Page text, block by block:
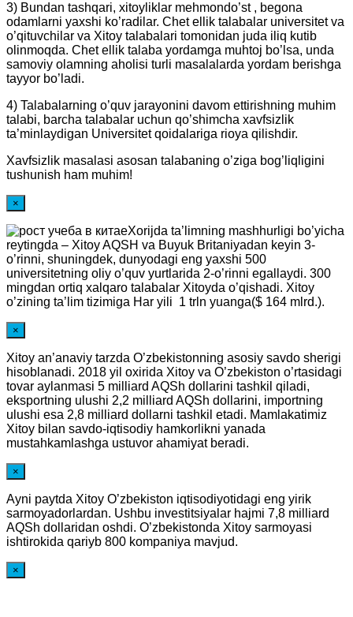
3) Bundan tashqari, xitoyliklar mehmondo’st , begona
odamlarni yaxshi ko’radilar. Chet ellik talabalar universitet va
o’qituvchilar va Xitoy talabalari tomonidan juda iliq kutib
olinmoqda. Chet ellik talaba yordamga muhtoj bo’lsa, unda
samoviy olamning aholisi turli masalalarda yordam berishga
tayyor bo’ladi.
4) Talabalarning o’quv jarayonini davom ettirishning muhim
talabi, barcha talabalar uchun qo’shimcha xavfsizlik
ta’minlaydigan Universitet qoidalariga rioya qilishdir.
Xavfsizlik masalasi asosan talabaning o’ziga bog’liqligini
tushunish ham muhim!
×
Xorijda ta’limning mashhurligi bo’yicha
reytingda – Xitoy AQSH va Buyuk Britaniyadan keyin 3-
o’rinni, shuningdek, dunyodagi eng yaxshi 500
universitetning oliy o’quv yurtlarida 2-o’rinni egallaydi. 300
mingdan ortiq xalqaro talabalar Xitoyda o’qishadi. Xitoy
o’zining ta’lim tizimiga Har yili 1 trln yuanga($ 164 mlrd.).
×
Xitoy an’anaviy tarzda O’zbekistonning asosiy savdo sherigi
hisoblanadi. 2018 yil oxirida Xitoy va O’zbekiston o’rtasidagi
tovar aylanmasi 5 milliard AQSh dollarini tashkil qiladi,
eksportning ulushi 2,2 milliard AQSh dollarini, importning
ulushi esa 2,8 milliard dollarni tashkil etadi. Mamlakatimiz
Xitoy bilan savdo-iqtisodiy hamkorlikni yanada
mustahkamlashga ustuvor ahamiyat beradi.
×
Ayni paytda Xitoy O’zbekiston iqtisodiyotidagi eng yirik
sarmoyadorlardan. Ushbu investitsiyalar hajmi 7,8 milliard
AQSh dollaridan oshdi. O’zbekistonda Xitoy sarmoyasi
ishtirokida qariyb 800 kompaniya mavjud.
×